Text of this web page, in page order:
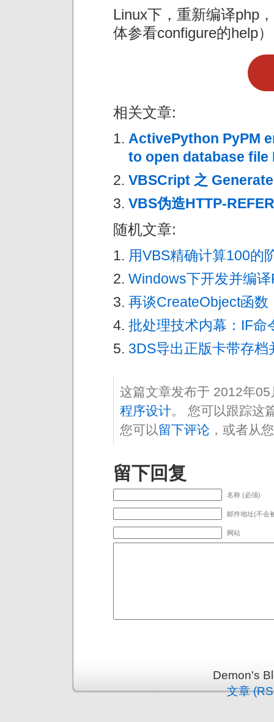
Linux下，重新编译php
体参看configure的help
相关文章:
ActivePython PyPM
to open database file
VBSCript 之
VBS伪造HTTP-
随机文章:
用VBS精确计算100的
Windows下开发并编
再谈CreateObject函数
批处理技术内幕：IF命
3DS导出正版卡带存档
这篇文章发布于 2012年
程序设计。 您可以跟踪这
您可以留下评论 ，或者从
留下回复
名称 (必须)
邮件地址(不会
网站
Demon's
文章